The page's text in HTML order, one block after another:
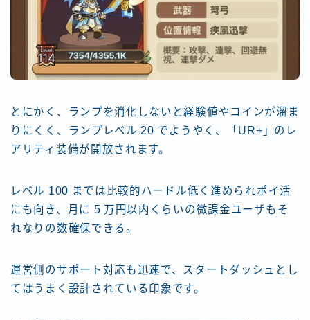
とにかく、ランプを消化しないと経験値やコインが溜ま
りにくく、ランプレベル 20 でようやく、「UR+」のレ
アリティ装備が開放されます。
レベル 100 までは比較的ハードル低く進められポイ活
にも向き、月に 5 万円以内くらいの微課金ユーザもそ
れなりの数確保できる。
運営側のサポート対応も迅速で、スタートダッシュとし
てはうまく設計されている印象です。